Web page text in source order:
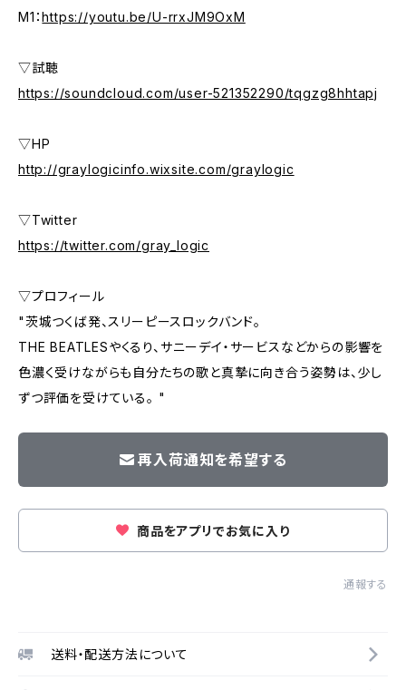
M1：https://youtu.be/U-rrxJM9OxM
▽試聴
https://soundcloud.com/user-521352290/tqgzg8hhtapj
▽HP
http://graylogicinfo.wixsite.com/graylogic
▽Twitter
https://twitter.com/gray_logic
▽プロフィール
"茨城つくば発、スリーピースロックバンド。
THE BEATLESやくるり、サニーデイ・サービスなどからの影響を
色濃く受けながらも自分たちの歌と真摯に向き合う姿勢は、少し
ずつ評価を受けている。 "
再入荷通知を希望する
商品をアプリでお気に入り
通報する
送料・配送方法について